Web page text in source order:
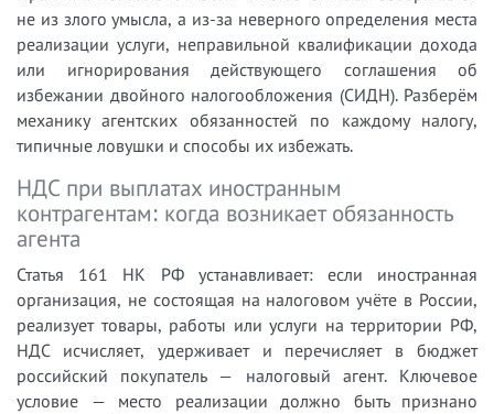
не из злого умысла, а из-за неверного определения места
реализации услуги, неправильной квалификации дохода
или игнорирования действующего соглашения об
избежании двойного налогообложения (СИДН). Разберём
механику агентских обязанностей по каждому налогу,
типичные ловушки и способы их избежать.
НДС при выплатах иностранным
контрагентам: когда возникает обязанность
агента
Статья 161 НК РФ устанавливает: если иностранная
организация, не состоящая на налоговом учёте в России,
реализует товары, работы или услуги на территории РФ,
НДС исчисляет, удерживает и перечисляет в бюджет
российский покупатель — налоговый агент. Ключевое
условие — место реализации должно быть признано